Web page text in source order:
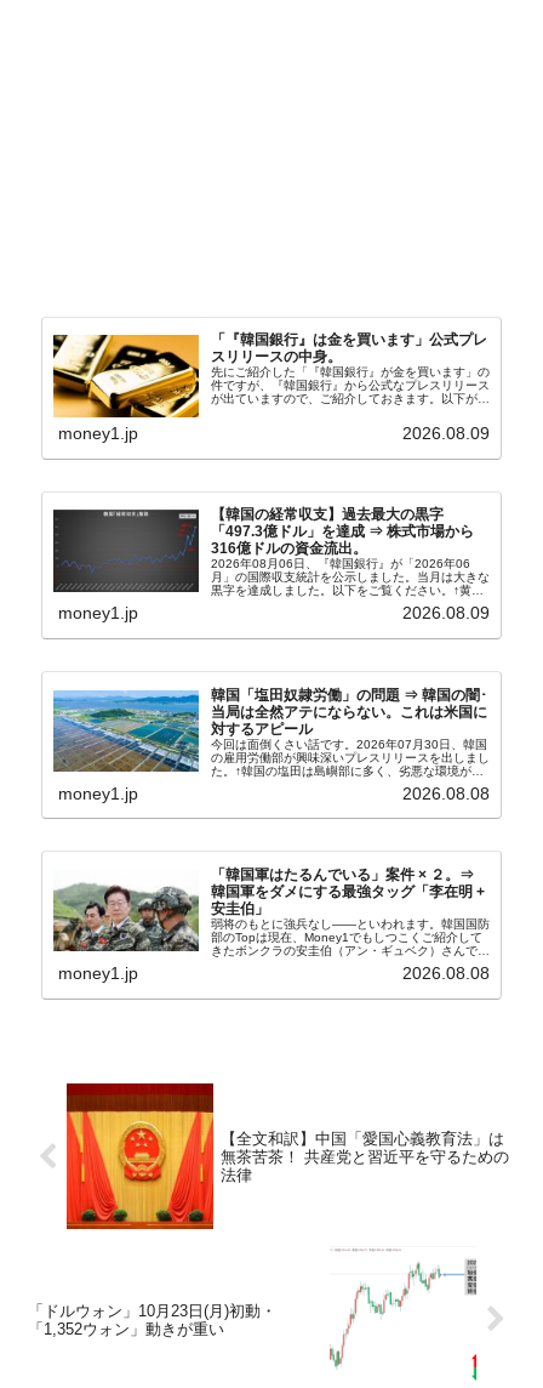
「『韓国銀行』は金を買います」公式プレ
スリリースの中身。
先にご紹介した「『韓国銀行』が金を買います」の
件ですが、『韓国銀行』から公式なプレスリリース
が出ていますので、ご紹介しておきます。以下が全
れ協力体制を構築□『韓国銀行』は、国内生産金の
money1.jp 2026.08.09
【韓国の経常収支】過去最大の黒字
「497.3億ドル」を達成 ⇒ 株式市場から
316億ドルの資金流出。
2026年08月06日、『韓国銀行』が「2026年06
月」の国際収支統計を公示しました。当月は大きな
黒字を達成しました。以下をご覧ください。↑黄色
の傾向ペンでフォーカスしているのが2026年06月
の経常収支です。2026年06月貿易収支：4...
money1.jp 2026.08.09
韓国「塩田奴隷労働」の問題 ⇒ 韓国の闇･
当局は全然アテにならない。これは米国に
対するアピール
今回は面倒くさい話です。2026年07月30日、韓国
の雇用労働部が興味深いプレスリリースを出しまし
た。↑韓国の塩田は島嶼部に多く、劣悪な環境が一
たといわれます（後述）。これは、いわゆる「塩田
money1.jp 2026.08.08
「韓国軍はたるんでいる」案件 × ２。⇒
韓国軍をダメにする最強タッグ「李在明 +
安圭伯」
弱将のもとに強兵なし――といわれます。韓国国防
部のTopは現在、Money1でもしつこくご紹介して
きたボンクラの安圭伯（アン・ギュベク）さんで
さんと「韓国初の文官上がり」の国防部長官安圭伯
money1.jp 2026.08.08
【全文和訳】中国「愛国心義教育法」は
無茶苦茶！ 共産党と習近平を守るための
法律
「ドルウォン」10月23日(月)初動・
「1,352ウォン」動きが重い